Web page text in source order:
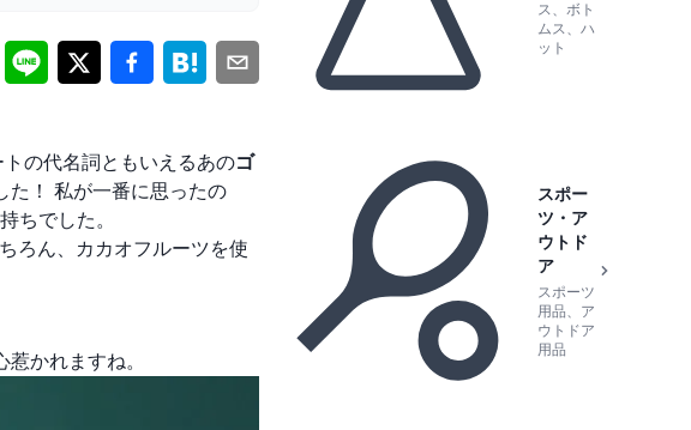
の代名詞ともいえるあのゴ
た！ 私が一番に思ったの
ちでした。
ろん、カカオフルーツを使
かれますね。
ス、ボト
ムス、ハ
ット
スポー
ツ・ア
ウトド
ア
スポーツ
用品、ア
ウトドア
用品